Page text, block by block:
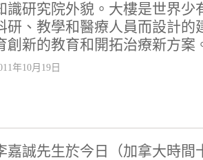
識研究院外貌。大樓是世界少
研、教學和醫療人員而設計的
創新的教育和開拓治療新方案
年10月19日
嘉誠先生於今日（加拿大時間